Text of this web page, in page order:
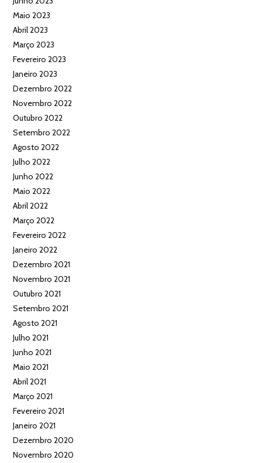
Maio 2023
Abril 2023
Março 2023
Fevereiro 2023
Janeiro 2023
Dezembro 2022
Novembro 2022
Outubro 2022
Setembro 2022
Agosto 2022
Julho 2022
Junho 2022
Maio 2022
Abril 2022
Março 2022
Fevereiro 2022
Janeiro 2022
Dezembro 2021
Novembro 2021
Outubro 2021
Setembro 2021
Agosto 2021
Julho 2021
Junho 2021
Maio 2021
Abril 2021
Março 2021
Fevereiro 2021
Janeiro 2021
Dezembro 2020
Novembro 2020